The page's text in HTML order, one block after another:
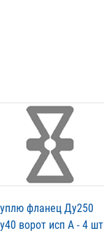
фланец Ду250
ворот исп А - 4 шт